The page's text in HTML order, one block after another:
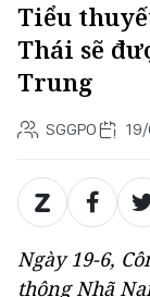
Tiểu
Thái sẽ
Trung
SGGPO
Ngày 19-6,
thông Nhã